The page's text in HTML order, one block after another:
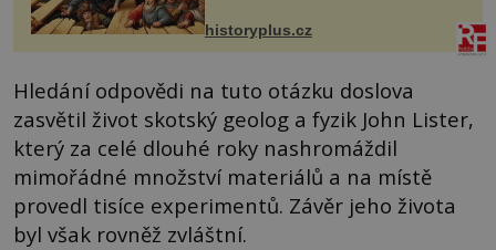
prostředníkem při řešení sporu m...
historyplus.cz
Hledání odpovědi na tuto otázku doslova
zasvětil život skotský geolog a fyzik John Lister,
který za celé dlouhé roky nashromáždil
mimořádné množství materiálů a na místě
provedl tisíce experimentů. Závěr jeho života
byl však rovněž zvláštní.